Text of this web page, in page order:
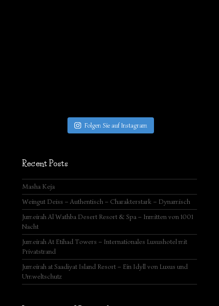
Folgen Sie auf Instagram
Recent Posts
Masha Keja
Weingut Deiss – Authentisch – Charakterstark – Dynamisch
Jumeirah Al Wathba Desert Resort & Spa – Inmitten von 1001
Nacht
Jumeirah At Etihad Towers – Internationales Luxushotel mit
Privatstrand
Jumeirah at Saadiyat Island Resort – Ein Idyll von Luxus und
Umweltschutz